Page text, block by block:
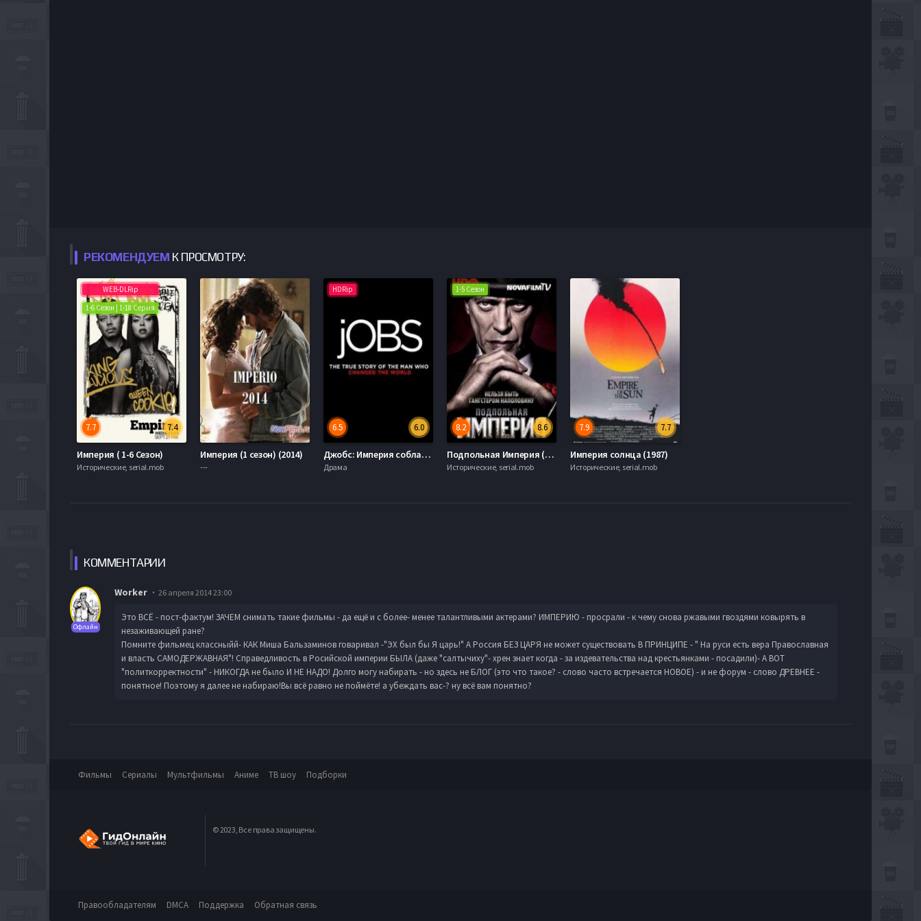
РЕКОМЕНДУЕМ К ПРОСМОТРУ:
WEB-DLRip
1-6 Сезон | 1-18 Серия
7.4
7.7
Империя ( 1-6 Сезон)
Исторические, serial.mob
Империя (1 сезон) (2014)
---
HDRip
6.0
6.5
Джобс: Империя соблазна (2013)
Драма
1-5 Сезон
8.6
8.2
Подпольная Империя (1-5 Сезон)
Исторические, serial.mob
7.7
7.9
Империя солнца (1987)
Исторические, serial.mob
КОММЕНТАРИИ
Офлайн
Worker 26 апреля 2014 23:00
Это ВСЁ - пост-фактум! ЗАЧЕМ снимать такие фильмы - да ещё и с более- менее талантливыми актерами? ИМПЕРИЮ - просрали - к чему снова ржавыми гвоздями ковырять в
незаживающей ране?
Помните фильмец классныйй- КАК Миша Бальзаминов говаривал -"ЭХ был бы Я царь!" А Россия БЕЗ ЦАРЯ не может существовать В ПРИНЦИПЕ - " На руси есть вера Православная
и власть САМОДЕРЖАВНАЯ"! Справедливость в Росийской империи БЫЛА (даже "салтычиху"- хрен знает когда - за издевательства над крестьянками - посадили)- А ВОТ
"политкорректности" - НИКОГДА не было И НЕ НАДО! Долго могу набирать - но здесь не БЛОГ (это что такое? - слово часто встречается НОВОЕ) - и не форум - слово ДРЕВНЕЕ -
понятное! Поэтому я далее не набираю!Вы всё равно не поймёте! а убеждать вас-? ну всё вам понятно?
Фильмы Сериалы Мультфильмы Аниме ТВ шоу Подборки
© 2023, Все права защищены.
Правообладателям DMCA Поддержка Обратная связь